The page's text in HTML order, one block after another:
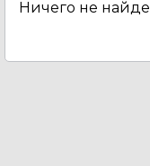
Ничего не